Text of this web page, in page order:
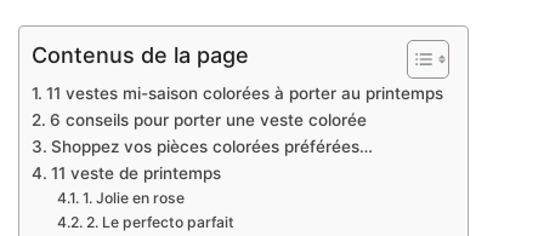
Contenus de la page
11 vestes mi-saison colorées à porter au printemps
6 conseils pour porter une veste colorée
Shoppez vos pièces colorées préférées…
11 veste de printemps
1. Jolie en rose
2. Le perfecto parfait